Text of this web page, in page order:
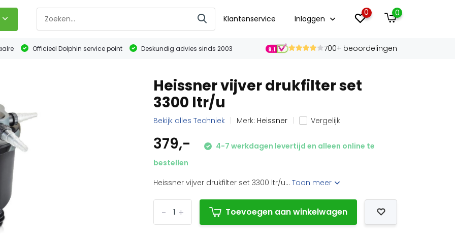
Klantenservice Inloggen
0 0
Officieel Dolphin service point Deskundig advies sinds 2003 9.1
700+ beoordelingen
Heissner vijver drukfilter set
3300 ltr/u
Bekijk alles Techniek Merk: Heissner Vergelijk
379,-
4-7 werkdagen levertijd en alleen online te
bestellen
Heissner vijver drukfilter set 3300 ltr/u...Toon meer
+
- Toevoegen aan winkelwagen